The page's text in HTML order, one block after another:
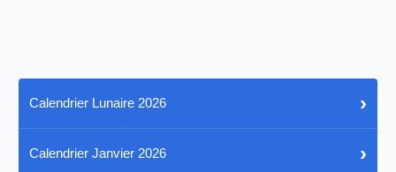
Calendrier Lunaire 2026 ›
Calendrier Janvier 2026 ›